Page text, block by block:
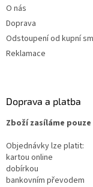
O nás
Doprava
Odstoupení od kupní
Reklamace
Doprava a platba
Zboží zasíláme
Objednávky lze platit:
kartou online
dobírkou
bankovním převodem